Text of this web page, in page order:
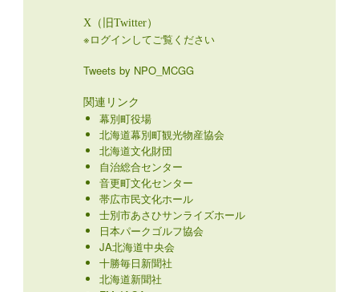
X（旧Twitter）
※ログインしてご覧ください
Tweets by NPO_MCGG
関連リンク
幕別町役場
北海道幕別町観光物産協会
北海道文化財団
自治総合センター
音更町文化センター
帯広市民文化ホール
士別市あさひサンライズホール
日本パークゴルフ協会
JA北海道中央会
十勝毎日新聞社
北海道新聞社